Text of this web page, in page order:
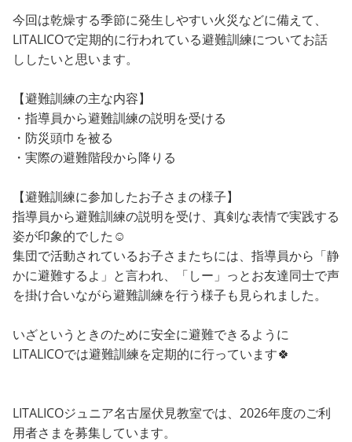
今回は乾燥する季節に発生しやすい火災などに備えて、
LITALICOで定期的に行われている避難訓練についてお話
ししたいと思います。
【避難訓練の主な内容】
・指導員から避難訓練の説明を受ける
・防災頭巾を被る
・実際の避難階段から降りる
【避難訓練に参加したお子さまの様子】
指導員から避難訓練の説明を受け、真剣な表情で実践する
姿が印象的でした☺
集団で活動されているお子さまたちには、指導員から「静
かに避難するよ」と言われ、「しー」っとお友達同士で声
を掛け合いながら避難訓練を行う様子も見られました。
いざというときのために安全に避難できるように
LITALICOでは避難訓練を定期的に行っています🍀
LITALICOジュニア名古屋伏見教室では、2026年度のご利
用者さまを募集しています。